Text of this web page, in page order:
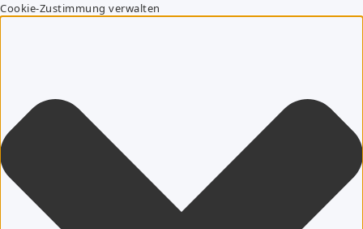
Cookie-Zustimmung verwalten